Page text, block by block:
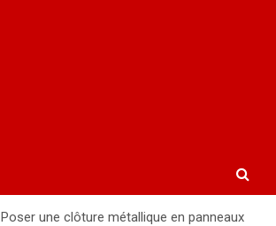
Poser une clôture métallique en panneaux